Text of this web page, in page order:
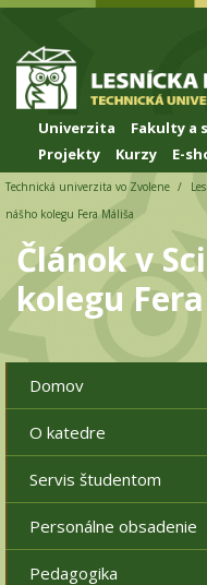
Skip to cookies
Skip to navigation
Skočiť na hlavný obsah
Univerzita Fakulty a
Projekty
Kurzy E-
Technická univerzita vo Zvolene
nášho kolegu Fera Máliša
Článok v
kolegu
Domov
O katedre
Servis študentom
Personálne obsadenie
Pedagogika